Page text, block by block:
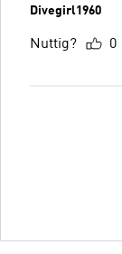
Divegirl1960
Nuttig? 0